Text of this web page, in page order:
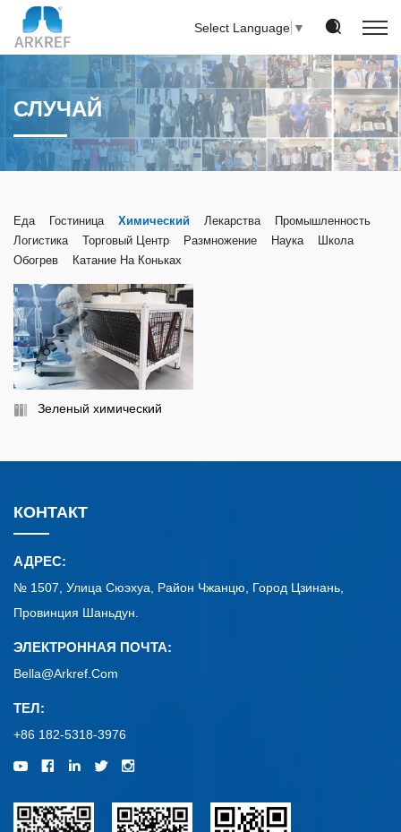
Select Language ▼
СЛУЧАЙ
Еда Гостиница Химический Лекарства
Промышленность
Логистика
Торговый Центр Размножение Наука
Школа
Обогрев
Катание На Коньках
Зеленый химический
КОНТАКТ
АДРЕС:
№ 1507, Улица Сюэхуа, Район Чжанцю, Город Цзинань,
Провинция Шаньдун.
ЭЛЕКТРОННАЯ ПОЧТА:
Bella@arkref.com
ТЕЛ:
+86 182-5318-3976